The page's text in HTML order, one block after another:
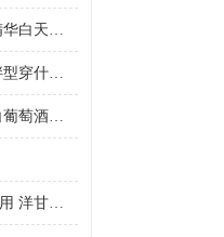
双萃精华白天可以用吗 双萃精华白天能不能用
微胖的人适合穿小西装吗 微胖型穿什么西服
如何用白葡萄酒制作爽肤水 白葡萄酒制作爽肤水的好处
洋甘菊精华液对肌肤有哪些作用 洋甘菊精华液的护肤作用有哪些